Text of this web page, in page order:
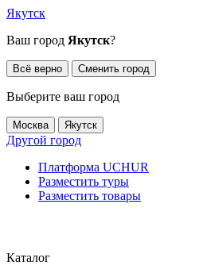
Якутск
Ваш город Якутск?
Всё верно Сменить город
Выберите ваш город
Москва Якутск
Другой город
Платформа UCHUR
Разместить туры
Разместить товары
Каталог